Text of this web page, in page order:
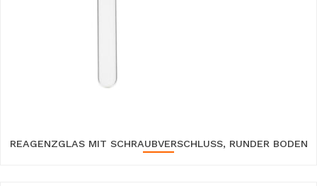
REAGENZGLAS MIT SCHRAUBVERSCHLUSS, RUNDER BODEN